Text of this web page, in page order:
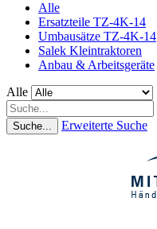
Alle
Ersatzteile TZ-4K-14
Umbausätze TZ-4K-14
Salek Kleintraktoren
Anbau & Arbeitsgeräte
Alle
Suche... Erweiterte Suche